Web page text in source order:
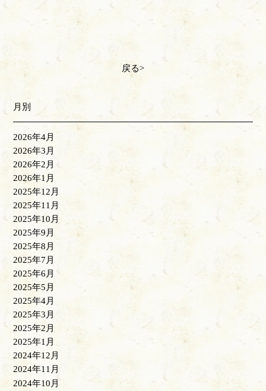
戻る
月別
2026年4月
2026年3月
2026年2月
2026年1月
2025年12月
2025年11月
2025年10月
2025年9月
2025年8月
2025年7月
2025年6月
2025年5月
2025年4月
2025年3月
2025年2月
2025年1月
2024年12月
2024年11月
2024年10月